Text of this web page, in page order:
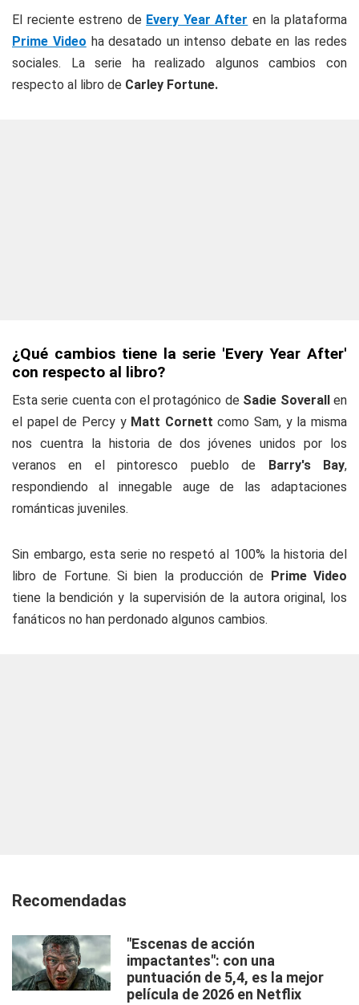
El reciente estreno de Every Year After en la plataforma
Prime Video ha desatado un intenso debate en las redes
sociales. La serie ha realizado algunos cambios con
respecto al libro de Carley Fortune.
¿Qué cambios tiene la serie 'Every Year After'
con respecto al libro?
Esta serie cuenta con el protagónico de Sadie Soverallen
el papel de Percy y Matt Cornett como Sam, y la misma
nos cuentra la historia de dos jóvenes unidos por los
veranos en el pintoresco pueblo de Barry's Bay,
respondiendo al innegable auge de las adaptaciones
románticas juveniles.
Sin embargo, esta serie no respetó al 100% la historia del
libro de Fortune. Si bien la producción de Prime Video
tiene la bendición y la supervisión de la autora original, los
fanáticos no han perdonado algunos cambios.
Recomendadas
"Escenas de acción
impactantes": con una
puntuación de 5,4, es la mejor
película de 2026 en Netflix